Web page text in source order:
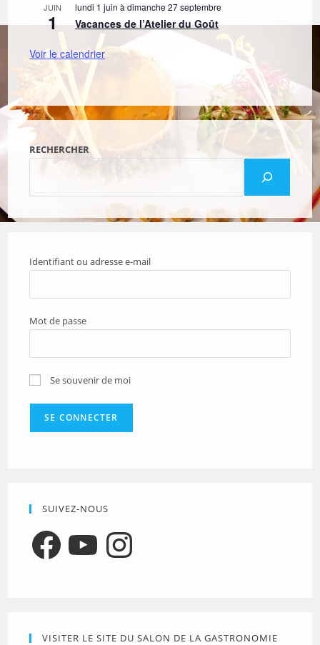
JUIN
1
lundi 1 juin àdimanche 27 septembre
Vacances de l’Atelier du Goût
Voir le calendrier
RECHERCHER
Identifiant ou adresse e-mail
Mot de passe
Se souvenir de moi
SUIVEZ-NOUS
FacebookYouTubeInstagram
VISITER LE SITE DU SALON DE LA GASTRONOMIE